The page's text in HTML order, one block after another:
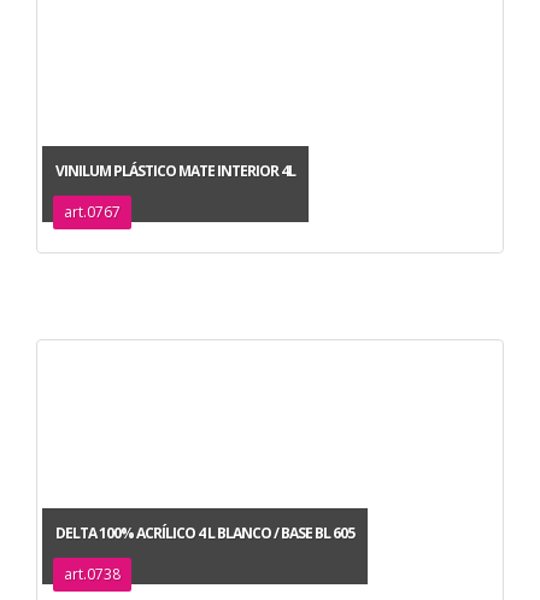
VINILUM PLÁSTICO MATE INTERIOR 4L
art.0767
DELTA 100% ACRÍLICO 4 L BLANCO / BASE BL 605
art.0738